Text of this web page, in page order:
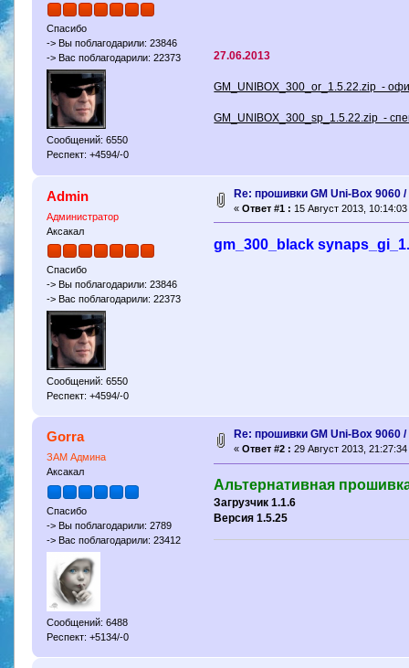
Спасибо
-> Вы поблагодарили: 23846
-> Вас поблагодарили: 22373
Сообщений: 6550
Респект: +4594/-0
27.06.2013
GM_UNIBOX_300_or_1.5.22.zip -
GM_UNIBOX_300_sp_1.5.22.zip -
Admin
Администратор
Аксакал
Спасибо
-> Вы поблагодарили: 23846
-> Вас поблагодарили: 22373
Сообщений: 6550
Респект: +4594/-0
Re: прошивки GM Uni-Box 9060
« Ответ #1 : 15 Август 2013, 10:14:03
gm_300_black
Gorra
ЗАМ Админа
Аксакал
Спасибо
-> Вы поблагодарили: 2789
-> Вас поблагодарили: 23412
Сообщений: 6488
Респект: +5134/-0
Re: прошивки GM Uni-Box 9060
« Ответ #2 : 29 Август 2013, 21:27:34
Альтернативная
Загрузчик 1.1.6
Версия 1.5.25